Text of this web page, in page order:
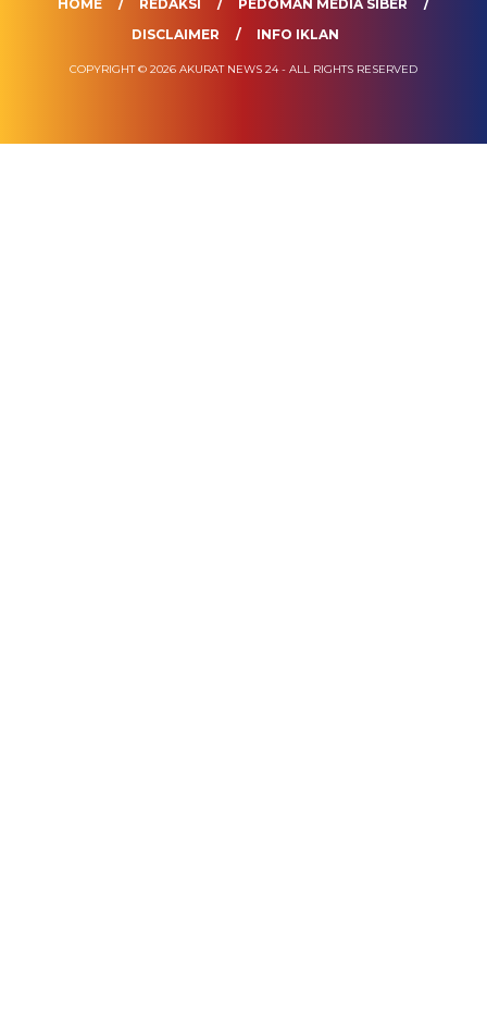
HOME REDAKSI
PEDOMAN MEDIA SIBER
DISCLAIMER
INFO IKLAN
COPYRIGHT © 2026 AKURAT NEWS 24 - ALL RIGHTS RESERVED